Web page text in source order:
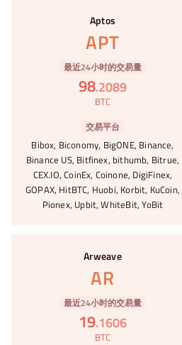
Aptos
APT
最近24小时的交易量
98.2089
BTC
交易平台
Bibox, Biconomy, BigONE, Binance,
Binance US, Bitfinex, bithumb, Bitrue,
CEX.IO, CoinEx, Coinone, DigiFinex,
GOPAX, HitBTC, Huobi, Korbit, KuCoin,
Pionex, Upbit, WhiteBit, YoBit
Arweave
AR
最近24小时的交易量
19.1606
BTC